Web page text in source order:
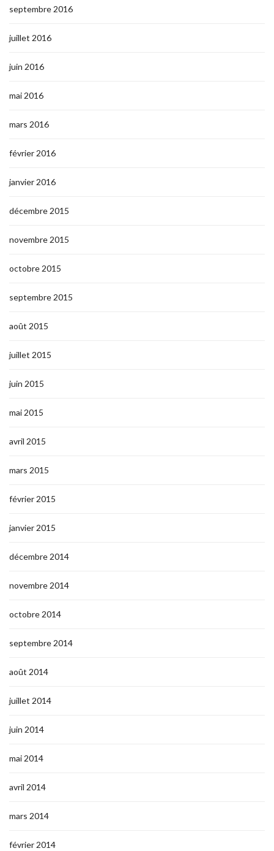
septembre 2016
juillet 2016
juin 2016
mai 2016
mars 2016
février 2016
janvier 2016
décembre 2015
novembre 2015
octobre 2015
septembre 2015
août 2015
juillet 2015
juin 2015
mai 2015
avril 2015
mars 2015
février 2015
janvier 2015
décembre 2014
novembre 2014
octobre 2014
septembre 2014
août 2014
juillet 2014
juin 2014
mai 2014
avril 2014
mars 2014
février 2014